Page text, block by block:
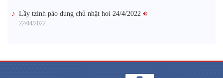
Lầy tzình páo dung chủ nhật hoi 24/4/2022
22/04/2022